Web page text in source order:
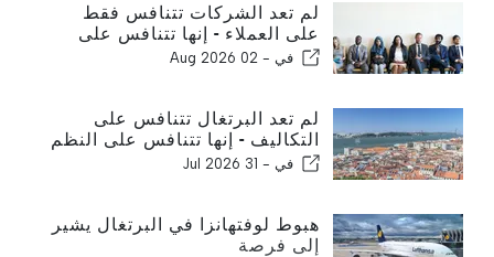
لم تعد الشركات تتنافس فقط
على العملاء - إنها تتنافس على
المواهب
في - 02 Aug 2026
لم تعد البرتغال تتنافس على
التكاليف - إنها تتنافس على النظم
البيئيةفي - 31 Jul 2026
هبوط لوفتهانزا في البرتغال يشير
إلى فرصة